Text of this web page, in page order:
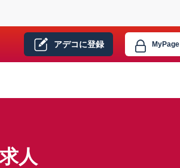
アデコに登録 MyPage
人